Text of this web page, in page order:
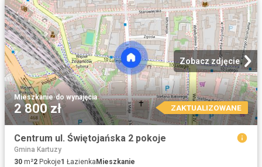
Zobacz zdjęcie
Mieszkanie·do wynajęcia
2 800 zł ZAKTUALIZOWANE
Centrum ul. Świętojańska 2 pokoje
Gmina Kartuzy
30 m²2 Pokoje1 Łazienka Mieszkanie